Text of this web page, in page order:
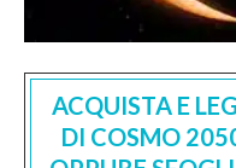
ACQUISTA E
DI COSMO